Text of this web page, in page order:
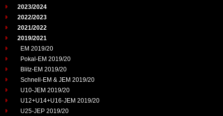
2023/2024
2022/2023
2021/2022
2019/2021
EM 2019/20
Pokal-EM 2019/20
Blitz-EM 2019/20
Schnell-EM & JEM 2019/20
U10-JEM 2019/20
U12+U14+U16-JEM 2019/20
U25-JEP 2019/20